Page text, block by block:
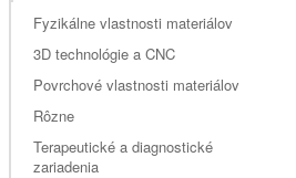
Fyzikálne vlastnosti materiálov
3D technológie a CNC
Povrchové vlastnosti materiálov
Rôzne
Terapeutické a diagnostické
zariadenia